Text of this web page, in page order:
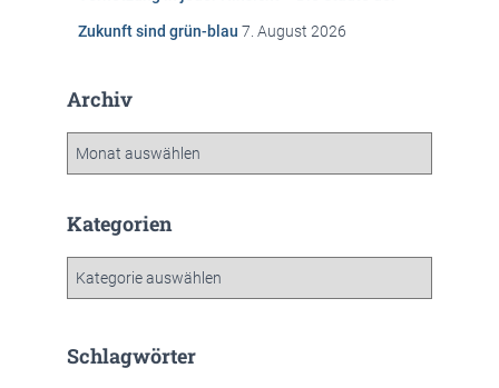
Zukunft sind grün-blau 7. August 2026
Archiv
h
Kategorien
g
Schlagwörter